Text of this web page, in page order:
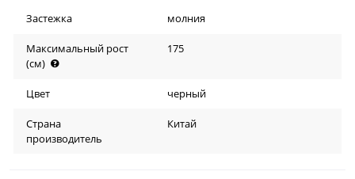
Застежка молния
Максимальный рост
(см)
175
Цвет черный
Страна
производитель
Китай